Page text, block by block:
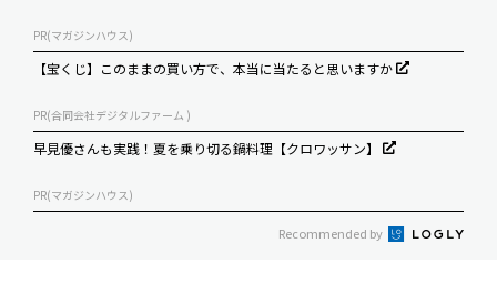
PR(マガジンハウス)
【宝くじ】このままの買い方で、本当に当たると思いますか
PR(合同会社デジタルファーム )
早見優さんも実践！夏を乗り切る鍋料理【クロワッサン】
PR(マガジンハウス)
Recommended by